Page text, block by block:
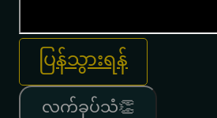
ပြန်သွားရန်
လက်ခုပ်သံ👏